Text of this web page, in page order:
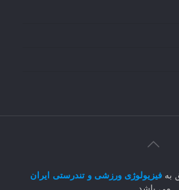
بهفیزیولوژی ورزشی و تندرستی ایران